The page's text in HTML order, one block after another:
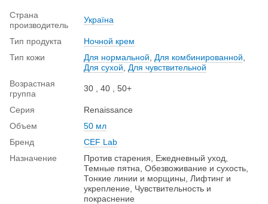
Страна
производитель
Україна
Тип продукта
Ночной крем
Тип кожи
Для нормальной Для комбинированной
Для сухой
Для чувствительной
Возрастная
группа
30 , 40 , 50+
Серия
Renaissance
Объем
50 мл
Бренд
CEF Lab
Назначение
Против старения, Ежедневный уход,
Темные пятна, Обезвоживание и сухость,
Тонкие линии и морщины, Лифтинг и
укрепление, Чувствительность и
покраснение